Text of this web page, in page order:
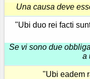
Una causa deve
"Ubi duo rei facti
Se vi sono due
a
"Ubi eadem